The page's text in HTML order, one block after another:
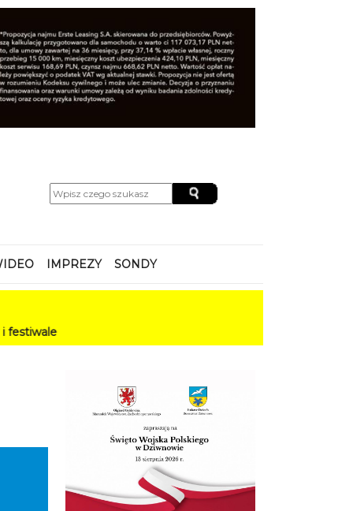
IMPREZY SONDY